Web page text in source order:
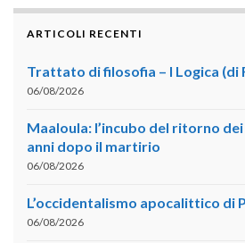
ARTICOLI RECENTI
Trattato di filosofia – I Logica (di
06/08/2026
Maaloula: l’incubo del ritorno
anni dopo il martirio
06/08/2026
L’occidentalismo apocalittico di
06/08/2026